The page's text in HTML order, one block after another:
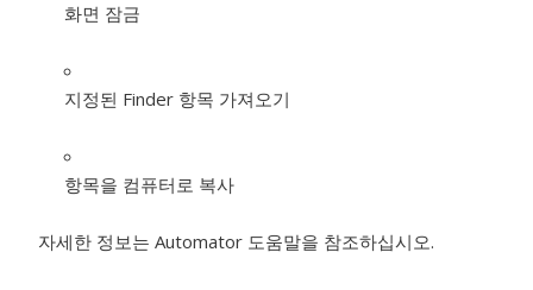
화면 잠금
지정된 Finder 항목 가져오기
항목을 컴퓨터로 복사
자세한 정보는 Automator 도움말을 참조하십시오.